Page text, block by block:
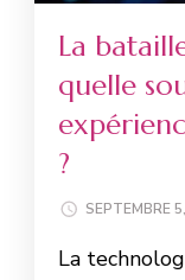
La
quelle
?
SEPTEMBRE
La